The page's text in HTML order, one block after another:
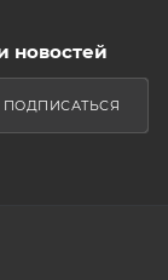
новостей
ПОДПИСАТЬСЯ